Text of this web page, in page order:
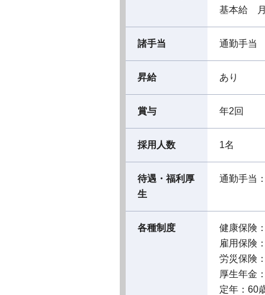
基本給
諸手当 通勤手当
昇給 あり
賞与 年2回
採用人数 1名
待遇・福利厚
生
通勤手当
各種制度
健康保険
雇用保険
労災保険
厚生年金
定年：60